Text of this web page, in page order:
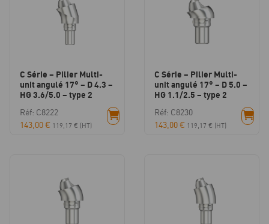
C Série – Pilier Multi-
unit angulé 17° – D 4.3 –
HG 3.6/5.0 – type 2
Réf: C8222
143,00€ 119,17 € (HT)
C Série – Pilier Multi-
unit angulé 17° – D 5.0 –
HG 1.1/2.5 – type 2
Réf: C8230
143,00€ 119,17 € (HT)